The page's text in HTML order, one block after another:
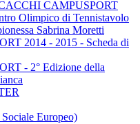
CAMPUSPORT
Olimpico di Tennistavolo
Sabrina Moretti
2014 - 2015 - Scheda di
- 2° Edizione della
Europeo)